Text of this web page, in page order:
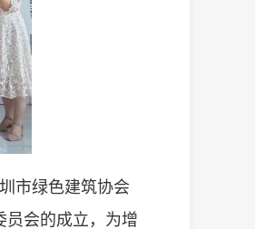
市绿色建筑协会
员会的成立，为增